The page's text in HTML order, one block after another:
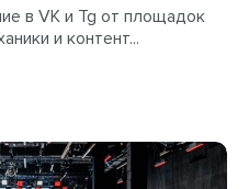
в VK и Tg от площадок
и контент...